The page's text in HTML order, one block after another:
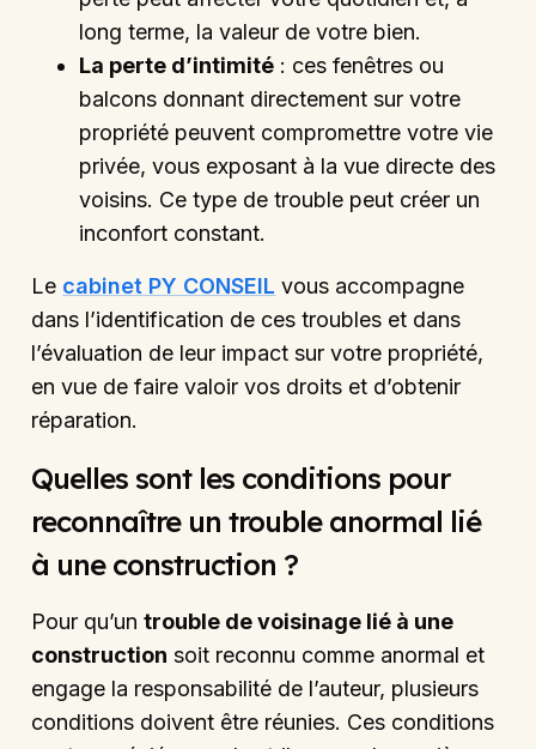
long terme, la valeur de votre bien.
La perte d’intimité : ces fenêtres ou
balcons donnant directement sur votre
propriété peuvent compromettre votre vie
privée, vous exposant à la vue directe des
voisins. Ce type de trouble peut créer un
inconfort constant.
Le cabinet PY CONSEIL vous accompagne
dans l’identification de ces troubles et dans
l’évaluation de leur impact sur votre propriété,
en vue de faire valoir vos droits et d’obtenir
réparation.
Quelles sont les conditions pour
reconnaître un trouble anormal lié
à une construction ?
Pour qu’untrouble de voisinage lié à une
construction soit reconnu comme anormal et
engage la responsabilité de l’auteur, plusieurs
conditions doivent être réunies. Ces conditions